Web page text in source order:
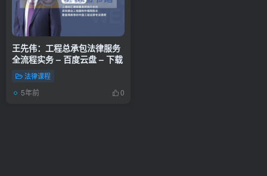
王先伟：工程总承包法律服务
全流程实务 – 百度云盘 – 下载
法律课程
5年前 0